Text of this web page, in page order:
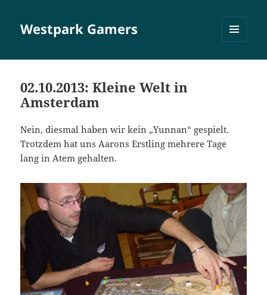
Westpark Gamers
02.10.2013: Kleine Welt in
Amsterdam
Nein, diesmal haben wir kein „Yunnan“ gespielt.
Trotzdem hat uns Aarons Erstling mehrere Tage
lang in Atem gehalten.